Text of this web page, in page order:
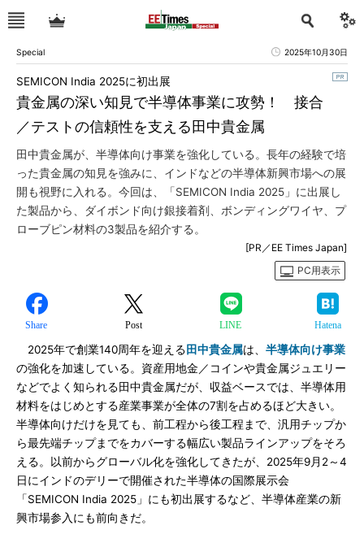
Special 2025年10月30日
貴金属の深い知見で半導体事業に攻勢！ 接合
／テストの信頼性を支える田中貴金属
SEMICON India 2025に初出展
田中貴金属が、半導体向け事業を強化している。長年の経験で培
った貴金属の知見を強みに、インドなどの半導体新興市場への展
開も視野に入れる。今回は、「SEMICON India 2025」に出展し
た製品から、ダイボンド向け銀接着剤、ボンディングワイヤ、プ
ローブピン材料の3製品を紹介する。
[PR／EE Times Japan]
PC用表示
Share Post LINE Hatena
2025年で創業140周年を迎える田中貴金属は、 半導体向け事業
の強化を加速している。資産用地金／コインや貴金属ジュエリー
などでよく知られる田中貴金属だが、収益ベースでは、半導体用
材料をはじめとする産業事業が全体の7割を占めるほど大きい。
半導体向けだけを見ても、前工程から後工程まで、汎用チップか
ら最先端チップまでをカバーする幅広い製品ラインアップをそろ
える。以前からグローバル化を強化してきたが、2025年9月2～4
日にインドのデリーで開催された半導体の国際展示会
「SEMICON India 2025」にも初出展するなど、半導体産業の新
興市場参入にも前向きだ。